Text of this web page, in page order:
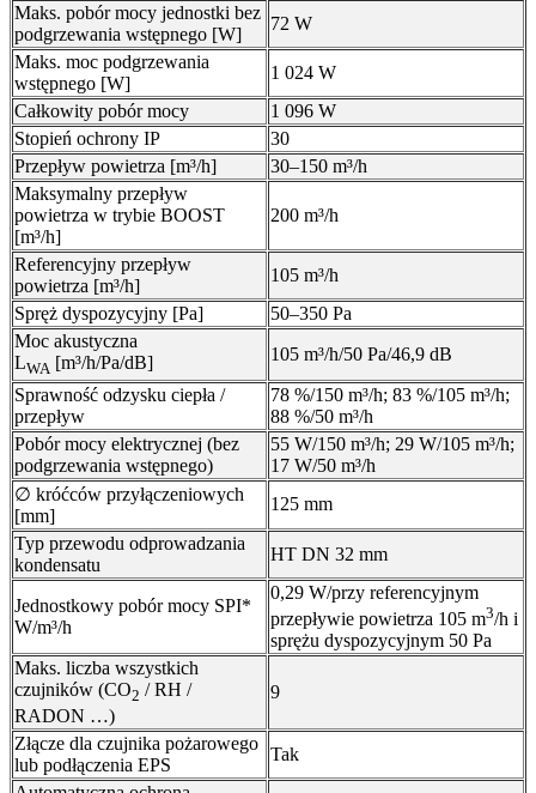
Maks. pobór mocy jednostki bez
podgrzewania wstępnego [W]
72 W
Maks. moc podgrzewania
wstępnego [W]
1 024 W
Całkowity pobór mocy
1 096 W
Stopień ochrony IP
30
Przepływ powietrza [m³/h]
30–150 m³/h
Maksymalny przepływ
powietrza w trybie BOOST
[m³/h]
200 m³/h
Referencyjny przepływ
powietrza [m³/h]
105 m³/h
Spręż dyspozycyjny [Pa]
50–350 Pa
Moc akustyczna
LWA [m³/h/Pa/dB]
105 m³/h/50 Pa/46,9 dB
Sprawność odzysku ciepła /
przepływ
78 %/150 m³/h; 83 %/105 m³/h;
88 %/50 m³/h
Pobór mocy elektrycznej (bez
podgrzewania wstępnego)
55 W/150 m³/h; 29 W/105 m³/h;
17 W/50 m³/h
∅ króćców przyłączeniowych
[mm]
125 mm
Typ przewodu odprowadzania
kondensatu
HT DN 32 mm
Jednostkowy pobór mocy SPI*
W/m³/h
0,29 W/przy referencyjnym
przepływie powietrza 105 m3/h i
sprężu dyspozycyjnym 50 Pa
Maks. liczba wszystkich
czujników (CO2 / RH /
RADON …)
9
Złącze dla czujnika pożarowego
lub podłączenia EPS
Tak